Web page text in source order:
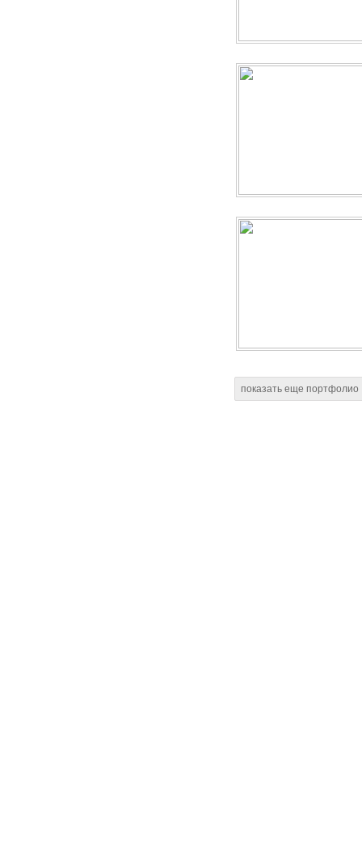
показать еще портфолио